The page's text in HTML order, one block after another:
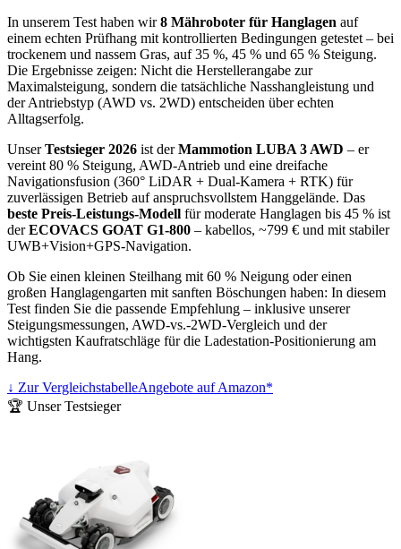
In unserem Test haben wir8 Mähroboter für Hanglagen auf
einem echten Prüfhang mit kontrollierten Bedingungen getestet – bei
trockenem und nassem Gras, auf 35 %, 45 % und 65 % Steigung.
Die Ergebnisse zeigen: Nicht die Herstellerangabe zur
Maximalsteigung, sondern die tatsächliche Nasshangleistung und
der Antriebstyp (AWD vs. 2WD) entscheiden über echten
Alltagserfolg.
UnserTestsieger 2026 ist derMammotion LUBA 3 AWD – er
vereint 80 % Steigung, AWD-Antrieb und eine dreifache
Navigationsfusion (360° LiDAR + Dual-Kamera + RTK) für
zuverlässigen Betrieb auf anspruchsvollstem Hanggelände. Das
beste Preis-Leistungs-Modell für moderate Hanglagen bis 45 % ist
derECOVACS GOAT G1-800 – kabellos, ~799 € und mit stabiler
UWB+Vision+GPS-Navigation.
Ob Sie einen kleinen Steilhang mit 60 % Neigung oder einen
großen Hanglagengarten mit sanften Böschungen haben: In diesem
Test finden Sie die passende Empfehlung – inklusive unserer
Steigungsmessungen, AWD-vs.-2WD-Vergleich und der
wichtigsten Kaufratschläge für die Ladestation-Positionierung am
Hang.
↓ Zur VergleichstabelleAngebote auf Amazon*
🏆 Unser Testsieger